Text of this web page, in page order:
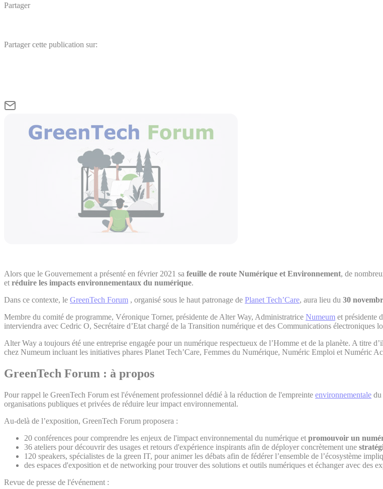
Partager
Partager cette publication sur:
Alors que le Gouvernement a présenté en février 2021 sa feuille de route Numérique et Environnement, de
et réduire les impacts environnementaux du numérique.
Dans ce contexte, le GreenTech Forum , organisé sous le haut patronage de Planet Tech’Care, aura lieu du 30
Membre du comité de programme, Véronique Torner, présidente de Alter Way, Administratrice Numeum et présidente
interviendra avec Cedric O, Secrétaire d’Etat chargé de la Transition numérique et des Communications électroniques
Alter Way a toujours été une entreprise engagée pour un numérique respectueux de l’Homme et de la planète. A titre
chez Numeum incluant les initiatives phares Planet Tech’Care, Femmes du Numérique, Numéric Emploi et Numéric
GreenTech Forum : à propos
Pour rappel le GreenTech Forum est l'événement professionnel dédié à la réduction de l'empreinte environnementale du
organisations publiques et privées de réduire leur impact environnemental.
Au-delà de l’exposition, GreenTech Forum proposera :
20 conférences pour comprendre les enjeux de l'impact environnemental du numérique et promouvoir un
36 ateliers pour découvrir des usages et retours d'expérience inspirants afin de déployer concrètement une
120 speakers, spécialistes de la green IT, pour animer les débats afin de fédérer l’ensemble de l’écosystème
des espaces d'exposition et de networking pour trouver des solutions et outils numériques et échanger avec des
Revue de presse de l'événement :